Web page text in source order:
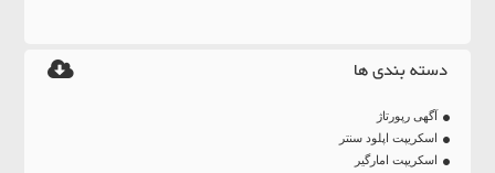
دسته بندی ها
آگهی رپورتاژ
اسکریپت اپلود سنتر
اسکریپت امارگیر